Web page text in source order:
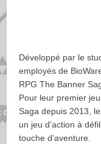
Développé par le
employés de
RPG The Banner
Pour leur premier
Saga depuis 2013,
un jeu d’action à
touche d’aventure.